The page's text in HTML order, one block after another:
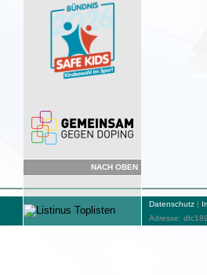
NACH OBEN
Datenschutz |
Adresse: